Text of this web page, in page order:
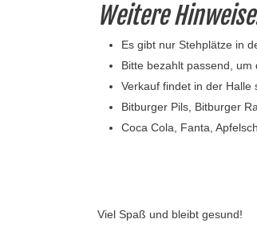
Weitere
Es gibt nur Stehplätze in
Bitte bezahlt passend,
Verkauf findet in der
Bitburger Pils, Bitburger
Coca Cola, Fanta,
Viel Spaß und bleibt gesund!